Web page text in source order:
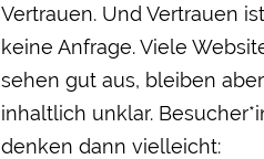
Vertrauen. Und Vertrauen
keine Anfrage. Viele
sehen gut aus, bleiben aber
inhaltlich unklar.
denken dann vielleicht: